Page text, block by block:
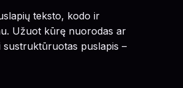
teksto, kodo ir
Užuot kūrę nuorodas ar
sustruktūruotas puslapis –